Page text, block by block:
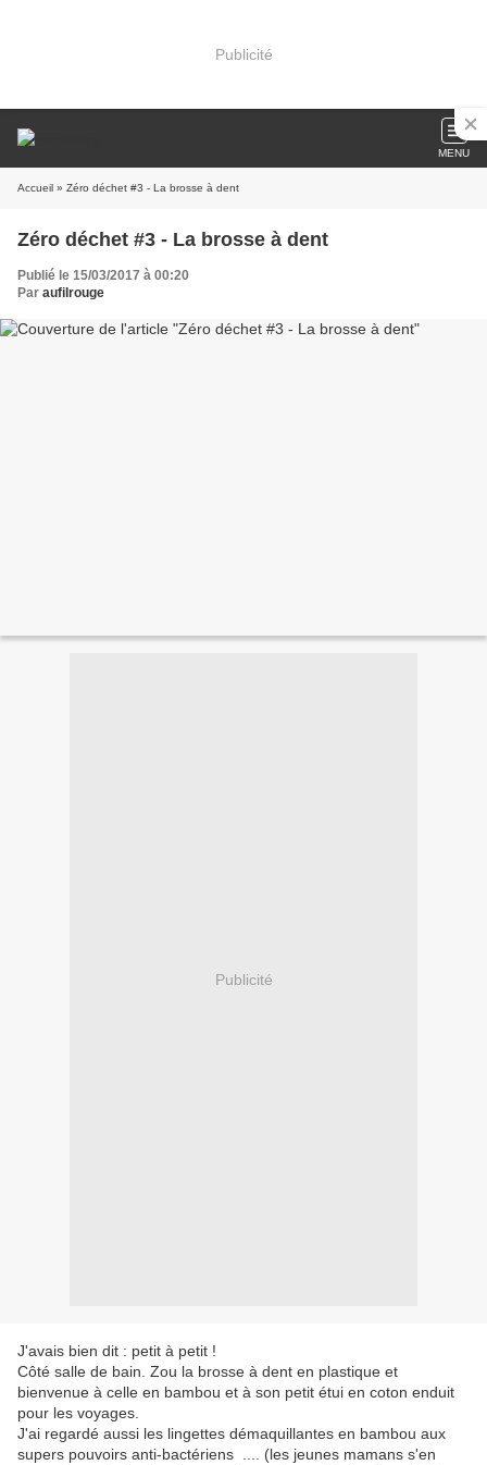
Publicité
MENU
Accueil » Zéro déchet #3 - La brosse à dent
Zéro déchet #3 - La brosse à dent
Publié le 15/03/2017 à 00:20
Par aufilrouge
Publicité
J'avais bien dit : petit à petit !
Côté salle de bain. Zou la brosse à dent en plastique et
bienvenue à celle en bambou et à son petit étui en coton enduit
pour les voyages.
J'ai regardé aussi les lingettes démaquillantes en bambou aux
supers pouvoirs anti-bactériens .... (les jeunes mamans s'en